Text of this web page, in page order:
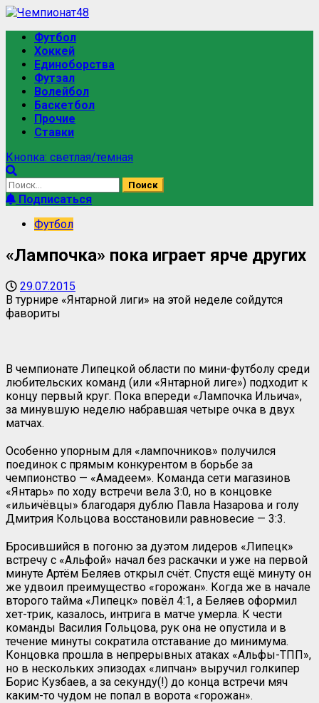
Перейти
содержимому
Основное
меню
Футбол
Хоккей
Единоборства
Футзал
Волейбол
Баскетбол
Прочие
Ставки
Кнопка: светлая/темная
Найти:
Подписаться
Футбол
«Лампочка» пока играет ярче других
29.07.2015
В турнире «Янтарной лиги» на этой неделе сойдутся
фавориты
В чемпионате Липецкой области по мини-футболу среди
любительских команд (или «Янтарной лиге») подходит к
концу первый круг. Пока впереди «Лампочка Ильича»,
за минувшую неделю набравшая четыре очка в двух
матчах.
Особенно упорным для «лампочников» получился
поединок с прямым конкурентом в борьбе за
чемпионство — «Амадеем». Команда сети магазинов
«Янтарь» по ходу встречи вела 3:0, но в концовке
«ильичёвцы» благодаря дублю Павла Назарова и голу
Дмитрия Кольцова восстановили равновесие — 3:3.
Бросившийся в погоню за дуэтом лидеров «Липецк»
встречу с «Альфой» начал без раскачки и уже на первой
минуте Артём Беляев открыл счёт. Спустя ещё минуту он
же удвоил преимущество «горожан». Когда же в начале
второго тайма «Липецк» повёл 4:1, а Беляев оформил
хет-трик, казалось, интрига в матче умерла. К чести
команды Василия Гольцова, рук она не опустила и в
течение минуты сократила отставание до минимума.
Концовка прошла в непрерывных атаках «Альфы-ТПП»,
но в нескольких эпизодах «липчан» выручил голкипер
Борис Кузбаев, а за секунду(!) до конца встречи мяч
каким-то чудом не попал в ворота «горожан».